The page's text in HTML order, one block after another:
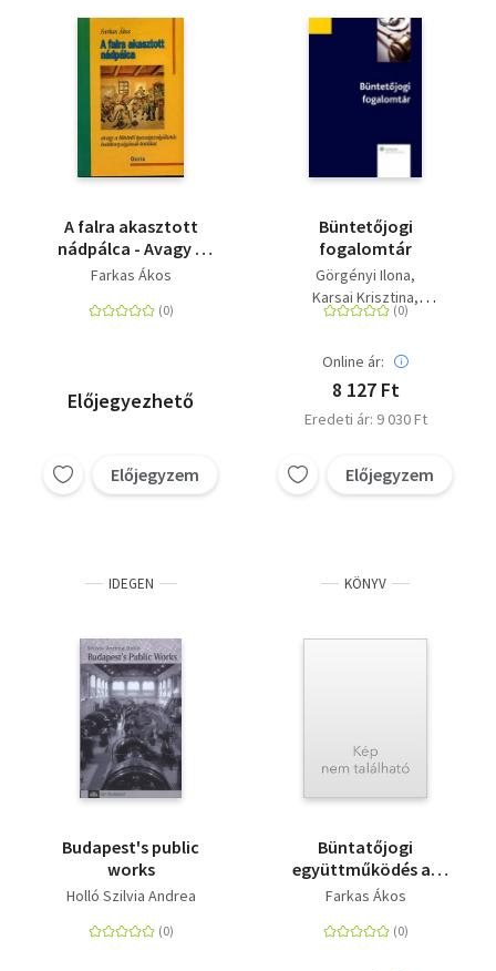
A falra akasztott
nádpálca - Avagy a
büntető
hatékonyságának
Farkas Ákos
Előjegyezhető
Előjegyzem
Büntetőjogi
fogalomtár
Görgényi Ilona
Karsai Krisztina
Madai Sándor
Fantoly Zsanett
Farkas Ákos
Herke Csongor
Róth Erika
Online ár:
8 127 Ft
Eredeti ár: 9 030 Ft
Előjegyzem
IDEGEN
Budapest's public
works
Holló Szilvia Andrea
KÖNYV
Büntatőjogi
együttműködés az
Európai Unióban
Farkas Ákos